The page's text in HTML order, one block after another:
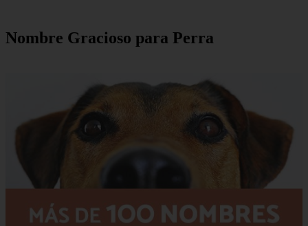
Nombre Gracioso para Perra